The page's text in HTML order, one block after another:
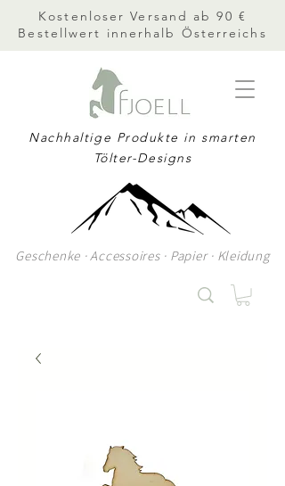
Kostenloser Versand ab 90 €
Bestellwert innerhalb Österreichs
Geschenke · Accessoires · Papier · Kleidung
Nachhaltige Produkte in smarten
Tölter-Designs